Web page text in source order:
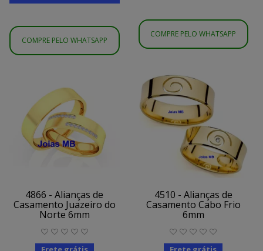
COMPRE PELO WHATSAPP
COMPRE PELO WHATSAPP
4866 - Alianças de
Casamento Juazeiro do
Norte 6mm
4510 - Alianças de
Casamento Cabo Frio
6mm